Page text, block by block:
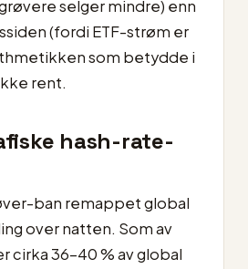
selger mindre) enn
(fordi ETF-strøm er
som betydde i
rent.
hash-rate-
ban remappet global
over natten. Som av
cirka 36–40 % av global